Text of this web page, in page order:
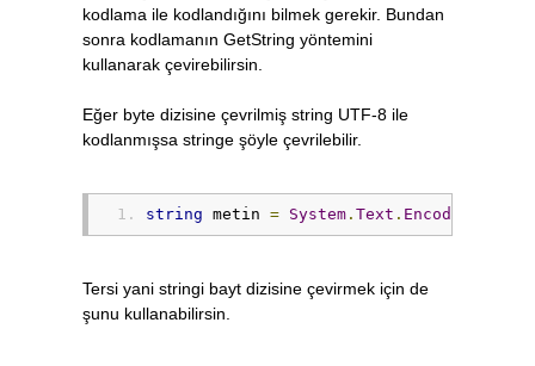
kodlama ile kodlandığını bilmek gerekir. Bundan
sonra kodlamanın GetString yöntemini
kullanarak çevirebilirsin.
Eğer byte dizisine çevrilmiş string UTF-8 ile
kodlanmışsa stringe şöyle çevrilebilir.
string metin = System . Text . Encoding
Tersi yani stringi bayt dizisine çevirmek için de
şunu kullanabilirsin.